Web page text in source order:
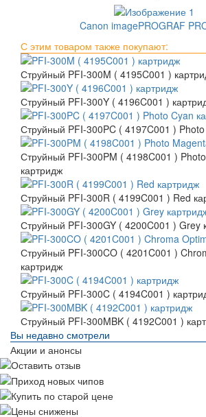
Canon imagePROGRAF
С этим товаром также покупают:
Струйный PFI-300M ( 4195C001 )
Струйный PFI-300Y ( 4196C001 )
Струйный PFI-300PC ( 4197C001 )
Струйный PFI-300PM ( 4198C001 )
картридж
Струйный PFI-300R ( 4199C001 ) Red
Струйный PFI-300GY ( 4200C001 ) Grey
Струйный PFI-300CO ( 4201C001 )
картридж
Струйный PFI-300C ( 4194C001 )
Струйный PFI-300MBK ( 4192C001 )
Вы недавно смотрели
Акции и анонсы